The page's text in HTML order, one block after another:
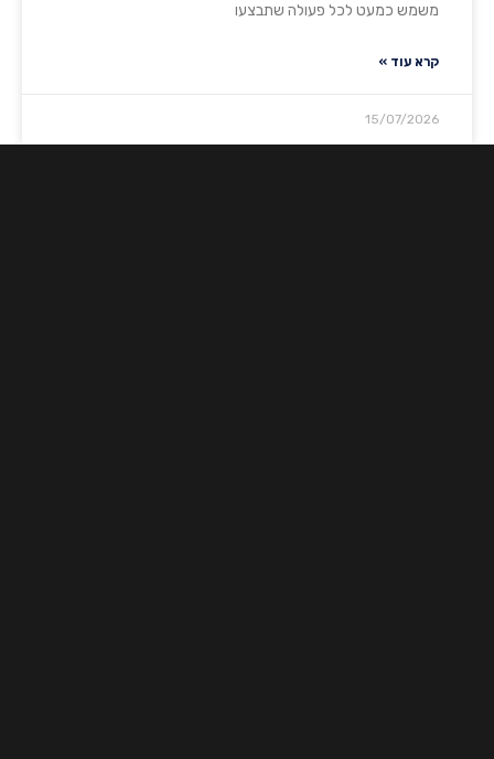
משמש כמעט לכל פעולה שתבצעו
קרא עוד »
15/07/2026